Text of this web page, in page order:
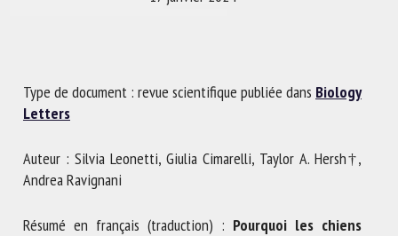
Type de document : revue scientifique publiée dans Biology
Letters
Auteur : Silvia Leonetti, Giulia Cimarelli, Taylor A. Hersh†,
Andrea Ravignani
Résumé en français (traduction) : Pourquoi les chiens
Veuillez remplir le formulaire ci-dessous pour vous inscrire à